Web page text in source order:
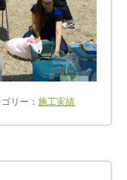
リー：施工実績